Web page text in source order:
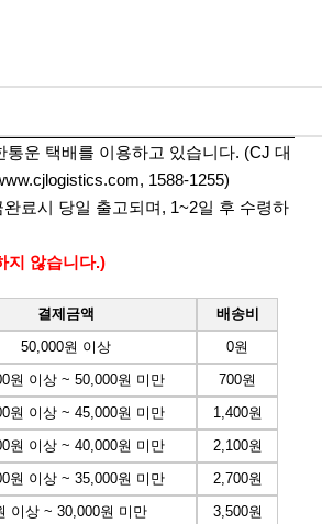
통운 택배를 이용하고 있습니다. (CJ 대
, 1588-1255)
료시 당일 출고되며, 1~2일 후 수령하
지 않습니다.)
결제금액
배송비
50,000원 이상
0원
원 이상 ~ 50,000원 미만
700원
원 이상 ~ 45,000원 미만
1,400원
원 이상 ~ 40,000원 미만
2,100원
원 이상 ~ 35,000원 미만
2,700원
이상 ~ 30,000원 미만 3,500원